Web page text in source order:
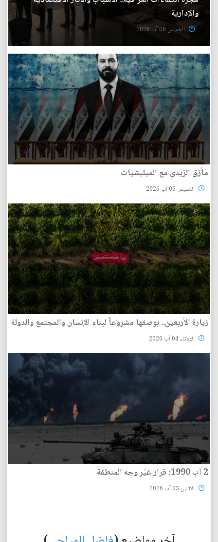
والإدارية
الخميس 06 آب 2026
مأزق الزيدي مع الميليشيات
الخميس 06 آب 2026
زيارة الأربعين.. بوصفها مشروعاً لبناء الإنسان والمجتمع والدولة
الثلاثاء 04 آب 2026
2 آب 1990: قرار غيّر وجه المنطقة
الأثنين 03 آب 2026